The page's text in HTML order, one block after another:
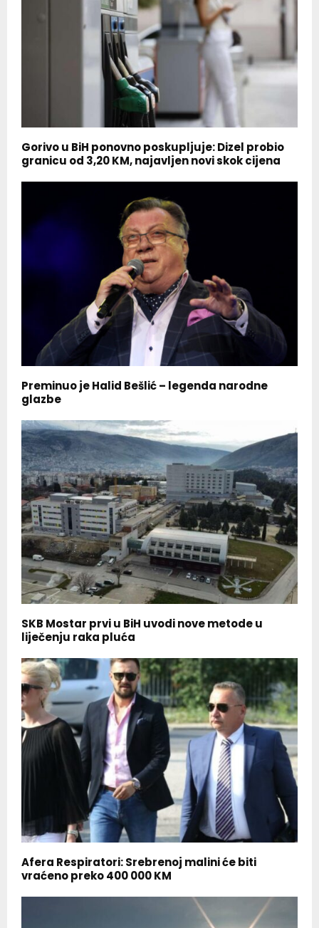
Gorivo u BiH ponovno poskupljuje: Dizel probio
granicu od 3,20 KM, najavljen novi skok cijena
Preminuo je Halid Bešlić – legenda narodne
glazbe
SKB Mostar prvi u BiH uvodi nove metode u
liječenju raka pluća
Afera Respiratori: Srebrenoj malini će biti
vraćeno preko 400 000 KM